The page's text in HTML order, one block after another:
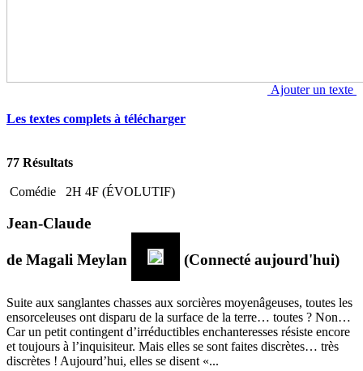
Ajouter un texte
Les textes complets à télécharger
77 Résultats
Comédie 2H 4F (ÉVOLUTIF)
Jean-Claude
de Magali Meylan (Connecté aujourd'hui)
Suite aux sanglantes chasses aux sorcières moyenâgeuses, toutes les
ensorceleuses ont disparu de la surface de la terre… toutes ? Non…
Car un petit contingent d’irréductibles enchanteresses résiste encore
et toujours à l’inquisiteur. Mais elles se sont faites discrètes… très
discrètes ! Aujourd’hui, elles se disent «...